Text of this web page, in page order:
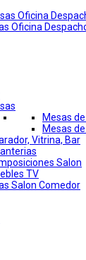
Oficina
Oficina
Mesas
Mesas
Vitrina, Bar
Salon
TV
Salon Comedor